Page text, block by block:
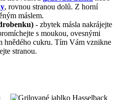
, rovnou stranou dolů. Z horní
máslem.
- zbytek másla nakrájejte
s moukou, ovesnými
hnědého cukru. Tím Vám vznikne
stranou.